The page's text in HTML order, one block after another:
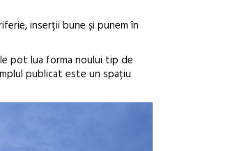
inserții bune și punem în
pot lua forma noului tip de
publicat este un spațiu